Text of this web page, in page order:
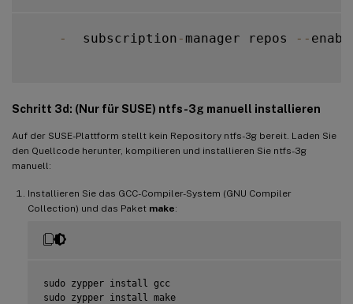
-
  subscription
- manager repos --
Schritt 3d: (Nur für SUSE) ntfs-3g manuell installieren
Auf der SUSE-Plattform stellt kein Repository ntfs-3g bereit. Laden Sie
den Quellcode herunter, kompilieren und installieren Sie ntfs-3g
manuell:
Installieren Sie das GCC-Compiler-System (GNU Compiler
Collection) und das Paket make:
sudo zypper install gcc
sudo zypper install make